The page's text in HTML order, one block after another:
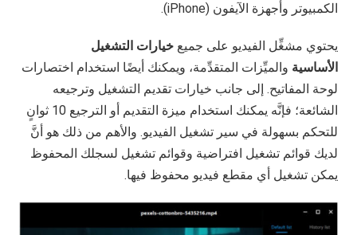
الكمبيوتر وأجهزة الآيفون (iPhone).
يحتوي مشغِّل الفيديو على جميعخيارات التشغيل
الأساسية والميِّزات المتقدِّمة، ويمكنك أيضًا استخدام اختصارات
لوحة المفاتيح. إلى جانب خيارات تقديم التشغيل وترجيعه
الشائعة؛ فإنَّه يمكنك استخدام ميزة التقديم أو الترجيع 10 ثوانٍ
للتحكم بسهولة في سير تشغيل الفيديو. والأهم من ذلك هو أنَّ
لديك قوائم تشغيل افتراضية وقوائم تشغيل لسجلك المحفوظ
يمكن تشغيل أي مقطع فيديو محفوظ فيها.